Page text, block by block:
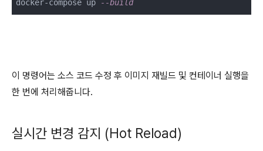
docker-compose up --build
이 명령어는 소스 코드 수정 후 이미지 재빌드 및 컨테이너 실행을
한 번에 처리해줍니다.
실시간 변경 감지 (Hot Reload)